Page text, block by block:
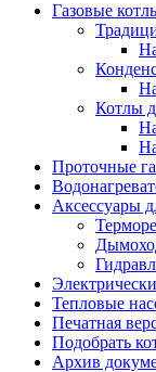
Газовые
Котлы
Проточные
Аксессуары
Тепловые
Печатная
Подобрать
Архив